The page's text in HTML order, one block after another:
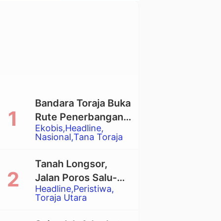
Ekobis Headline
Nasional Tana Toraja
Bandara Toraja Buka
Rute Penerbangan
Langsung Toraja-
Balikpapan
Headline Peristiwa
Toraja Utara
Tanah Longsor,
Jalan Poros Salu-
Dende’ Tertutup
Total